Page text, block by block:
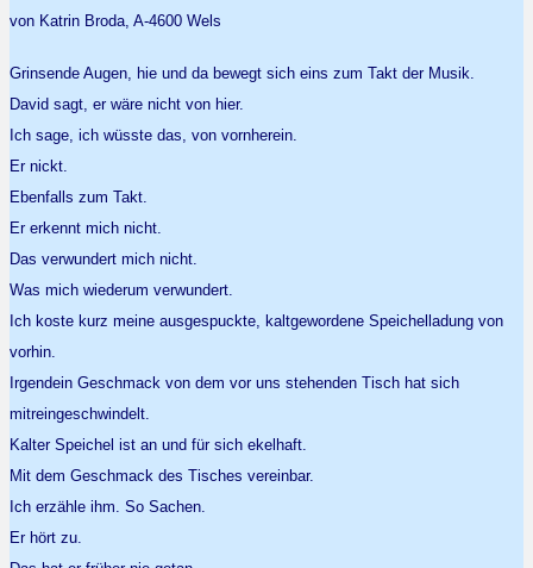
von Katrin Broda, A-4600 Wels
Grinsende Augen, hie und da bewegt sich eins zum Takt der Musik.
David sagt, er wäre nicht von hier.
Ich sage, ich wüsste das, von vornherein.
Er nickt.
Ebenfalls zum Takt.
Er erkennt mich nicht.
Das verwundert mich nicht.
Was mich wiederum verwundert.
Ich koste kurz meine ausgespuckte, kaltgewordene Speichelladung von
vorhin.
Irgendein Geschmack von dem vor uns stehenden Tisch hat sich
mitreingeschwindelt.
Kalter Speichel ist an und für sich ekelhaft.
Mit dem Geschmack des Tisches vereinbar.
Ich erzähle ihm. So Sachen.
Er hört zu.